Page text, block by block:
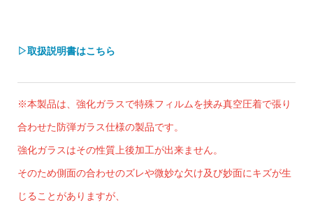
▷取扱説明書はこちら
※本製品は、強化ガラスで特殊フィルムを挟み真空圧着で張り
合わせた防弾ガラス仕様の製品です。
強化ガラスはその性質上後加工が出来ません。
そのため側面の合わせのズレや微妙な欠け及び妙面にキズが生
じることがありますが、